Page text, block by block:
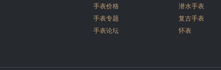
手表价格
手表专题
手表论坛
潜水手表
复古手表
怀表